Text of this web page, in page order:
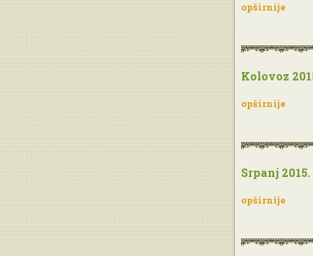
opširnije
Kolovoz
opširnije
Srpanj 2015.
opširnije